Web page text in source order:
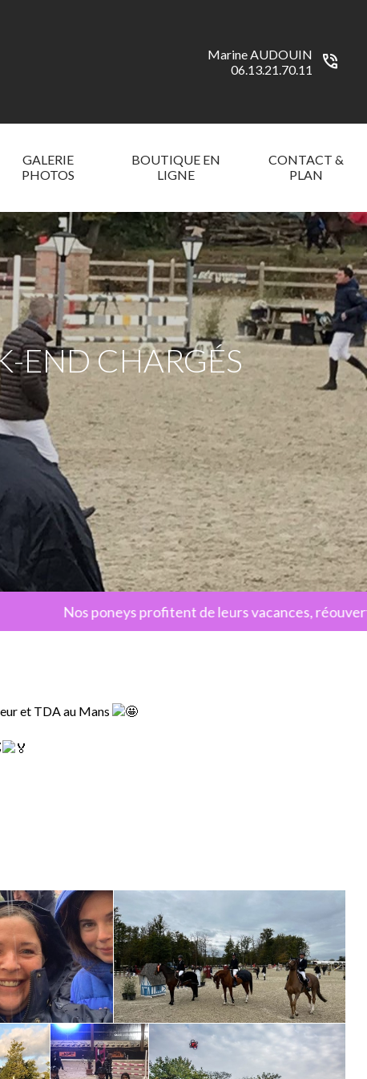
Marine AUDOUIN
06.13.21.70.11
phone_in_talk
GALERIE
PHOTOS
BOUTIQUE EN
LIGNE
CONTACT &
PLAN
END CHARGÉS
Nos poneys profitent de leurs vacances, réouverture
et TDA au Mans